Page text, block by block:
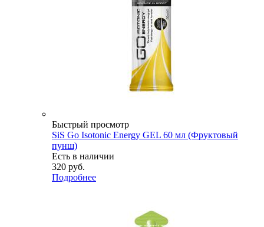
Быстрый просмотр
SiS Go Isotonic Energy GEL 60 мл (Фруктовый
пунш)
Есть в наличии
320 руб.
Подробнее